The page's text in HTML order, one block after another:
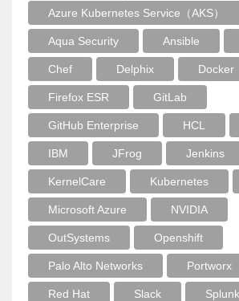
Azure Kubernetes Service（AKS）
Aqua Security Ansible
Chef Delphix Docker
Firefox ESR GitLab
GitHub Enterprise HCL
IBM JFrog Jenkins
KernelCare Kubernetes
Microsoft Azure NVIDIA
OutSystems Openshift
Palo Alto Networks Portworx
Red Hat Slack Splunk